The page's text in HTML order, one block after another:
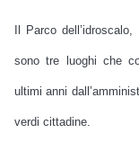
Il Parco
sono tre luoghi che
ultimi anni
verdi cittadine.